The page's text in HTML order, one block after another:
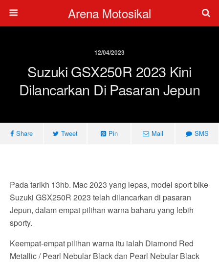
Arena Motosikal
12/04/2023
Suzuki GSX250R 2023 Kini
Dilancarkan Di Pasaran Jepun
Share Tweet Pin Mail SMS
Pada tarikh 13hb. Mac 2023 yang lepas, model sport bike
Suzuki GSX250R 2023 telah dilancarkan di pasaran
Jepun, dalam empat pilihan warna baharu yang lebih
sporty.
Keempat-empat pilihan warna itu ialah Diamond Red
Metallic / Pearl Nebular Black dan Pearl Nebular Black